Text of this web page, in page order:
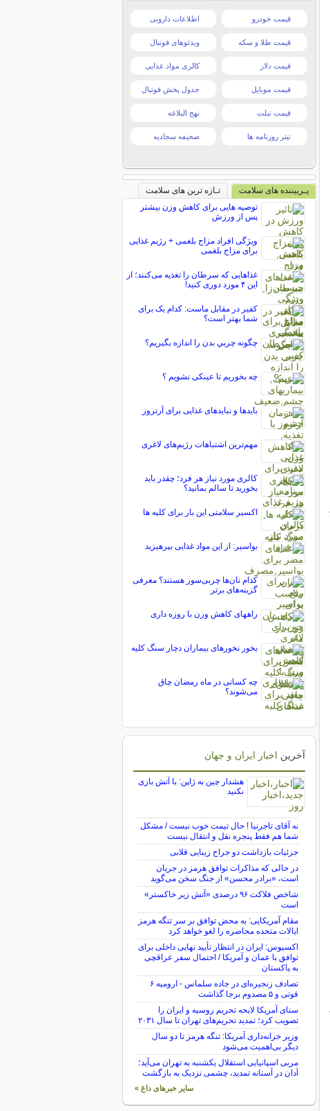
قیمت خودرو اطلاعات دارویی
قیمت طلا و سکه ویدئوهای فوتبال
قیمت دلار کالری مواد غذایی
قیمت موبایل جدول پخش فوتبال
قیمت تبلت نهج البلاغه
تیتر روزنامه ها صحیفه سجادیه
پـربیننده های سلامت
تـازه ترین های سلامت
توصیه هایی برای کاهش وزن بیشتر
پس از ورزش
ویژگی افراد مزاج بلغمی + رژیم غذایی
برای مزاج بلغمی
غذاهایی که سرطان را تغذیه می‌کنند؛ از
این ۴ مورد دوری کنید!
کفیر در مقابل ماست: کدام یک برای
شما بهتر است؟
چگونه چربي بدن را اندازه‌ بگيريم؟
چه بخوریم تا عینکی نشویم ؟
بایدها و نبایدهای غذایی برای آرتروز
مهم‌ترین اشتباهات رژیم‌های لاغری
کالری مورد نیاز هر فرد؛ چقدر باید
بخورید تا سالم بمانید؟
اكسیر سلامتی این بار برای کلیه ها
بواسیر: از این مواد غذایی بپرهیزید
کدام نان‌ها چربی‌سوز هستند؟ معرفی
گزینه‌های برتر
راههای کاهش وزن با روزه داری
بخور نخورهای بیماران دچار سنگ کلیه
چه کسانی در ماه رمضان چاق
می‌شوند؟
آخرین اخبار ایران و جهان
هشدار چین به ژاپن: با آتش بازی
نکنید
نه آقای تاجرنیا ! حال تیمت خوب نیست / مشکل
شما هم فقط پنجره نقل و انتقال نیست
جزئیات بازداشت دو جراح زیبایی قلابی
در حالی که مذاکرات توافق هرمز در جریان
است، «برادر محسن» از جنگ سخن می‌گوید
شاخص فلاکت ۹۶ درصدی «آتش زیر خاکستر»
است
مقام آمریکایی: به محض توافق بر سر تنگه هرمز
ایالات متحده محاصره را لغو خواهد کرد
اکسیوس: ایران در انتظار تأیید نهایی داخلی برای
توافق با عمان و آمریکا / احتمال سفر عراقچی
به پاکستان
تصادف زنجیره‌ای در جاده سلماس - ارومیه ۶
فوتی و ۵ مصدوم برجا گذاشت
سنای آمریکا لایحه تحریم روسیه و ایران را
تصویب کرد؛ تمدید تحریم‌های تهران تا سال ۲۰۳۱
وزیر خزانه‌داری آمریکا: تنگه هرمز تا دو سال
دیگر بی‌اهمیت می‌شود
مربی اسپانیایی استقلال یکشنبه به تهران می‌آید؛
آدان در آستانه تمدید، چشمی نزدیک به بازگشت
سایر خبرهای داغ »